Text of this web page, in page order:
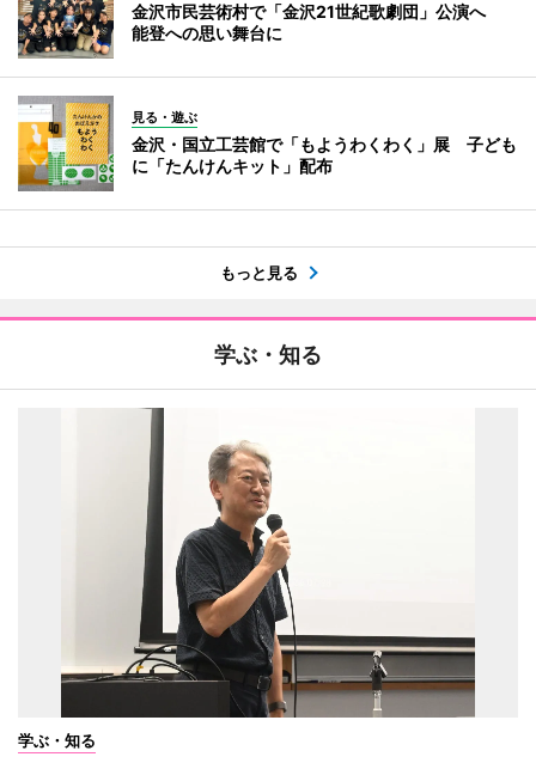
金沢市民芸術村で「金沢21世紀歌劇団」公演へ
能登への思い舞台に
見る・遊ぶ
金沢・国立工芸館で「もようわくわく」展 子ども
に「たんけんキット」配布
もっと見る
学ぶ・知る
学ぶ・知る